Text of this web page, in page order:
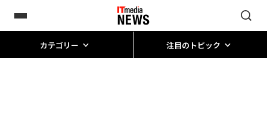
カテゴリー 注目のトピック